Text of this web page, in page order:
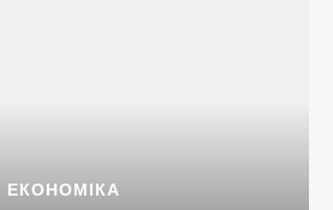
ЕКОНОМІКА